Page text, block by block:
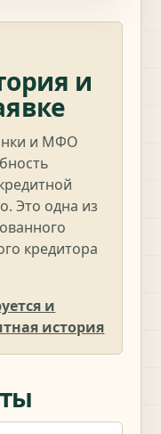
и
и МФО
Это одна из
кредитора
и
история